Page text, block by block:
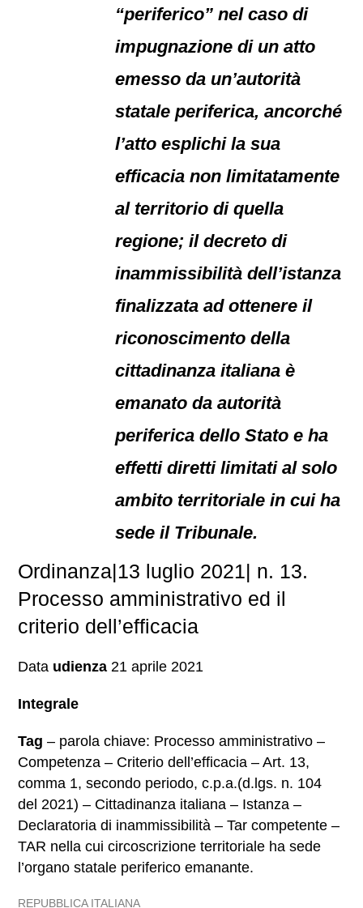
“periferico” nel caso di
impugnazione di un atto
emesso da un’autorità
statale periferica, ancorché
l’atto esplichi la sua
efficacia non limitatamente
al territorio di quella
regione; il decreto di
inammissibilità dell’istanza
finalizzata ad ottenere il
riconoscimento della
cittadinanza italiana è
emanato da autorità
periferica dello Stato e ha
effetti diretti limitati al solo
ambito territoriale in cui ha
sede il Tribunale.
Ordinanza|13 luglio 2021| n. 13.
Processo amministrativo ed il
criterio dell’efficacia
Data udienza 21 aprile 2021
Integrale
Tag – parola chiave: Processo amministrativo –
Competenza – Criterio dell’efficacia – Art. 13,
comma 1, secondo periodo, c.p.a.(d.lgs. n. 104
del 2021) – Cittadinanza italiana – Istanza –
Declaratoria di inammissibilità – Tar competente –
TAR nella cui circoscrizione territoriale ha sede
l’organo statale periferico emanante.
REPUBBLICA ITALIANA